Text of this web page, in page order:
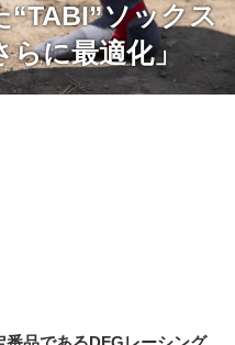
“TABI”ソックス
に最適化」